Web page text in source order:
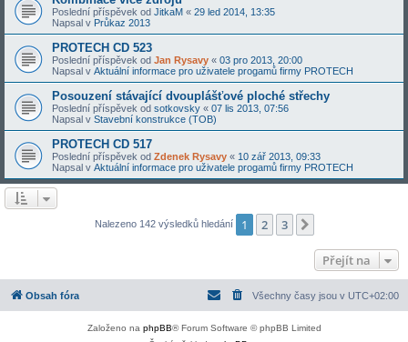
Poslední příspěvek od JitkaM « 29 led 2014, 13:35
Napsal v Průkaz 2013
PROTECH CD 523
Poslední příspěvek od Jan Rysavy « 03 pro 2013, 20:00
Napsal v Aktuální informace pro uživatele progamů firmy PROTECH
Posouzení stávající dvouplášťové ploché střechy
Poslední příspěvek od sotkovsky « 07 lis 2013, 07:56
Napsal v Stavební konstrukce (TOB)
PROTECH CD 517
Poslední příspěvek od Zdenek Rysavy « 10 zář 2013, 09:33
Napsal v Aktuální informace pro uživatele progamů firmy PROTECH
Nalezeno 142 výsledků hledání 1 2 3
Přejít na
Obsah fóra Všechny časy jsou v UTC+02:00
Založeno na phpBB® Forum Software © phpBB Limited